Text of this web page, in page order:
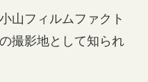
山フィルムファクト
撮影地として知られ